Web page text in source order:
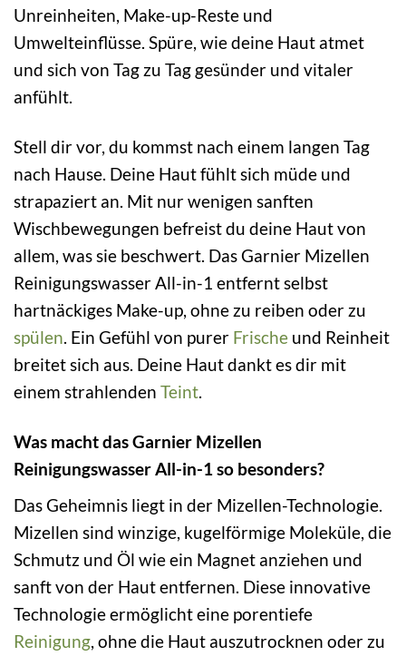
Unreinheiten, Make-up-Reste und
Umwelteinflüsse. Spüre, wie deine Haut atmet
und sich von Tag zu Tag gesünder und vitaler
anfühlt.
Stell dir vor, du kommst nach einem langen Tag
nach Hause. Deine Haut fühlt sich müde und
strapaziert an. Mit nur wenigen sanften
Wischbewegungen befreist du deine Haut von
allem, was sie beschwert. Das Garnier Mizellen
Reinigungswasser All-in-1 entfernt selbst
hartnäckiges Make-up, ohne zu reiben oder zu
spülen. Ein Gefühl von purer Frische und Reinheit
breitet sich aus. Deine Haut dankt es dir mit
einem strahlenden Teint.
Was macht das Garnier Mizellen
Reinigungswasser All-in-1 so besonders?
Das Geheimnis liegt in der Mizellen-Technologie.
Mizellen sind winzige, kugelförmige Moleküle, die
Schmutz und Öl wie ein Magnet anziehen und
sanft von der Haut entfernen. Diese innovative
Technologie ermöglicht eine porentiefe
Reinigung , ohne die Haut auszutrocknen oder zu